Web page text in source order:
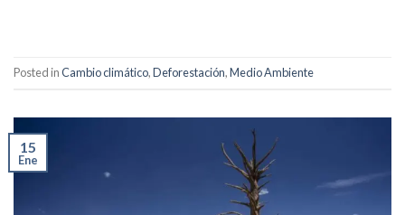
Posted inCambio climático,Deforestación,Medio Ambiente
15
Ene